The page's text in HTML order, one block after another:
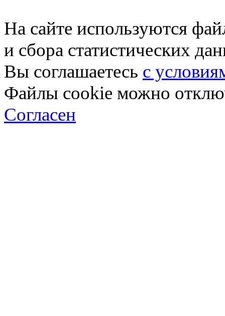
На сайте используются
и сбора статистических
Вы соглашаетесь с
Файлы cookie можно
Согласен